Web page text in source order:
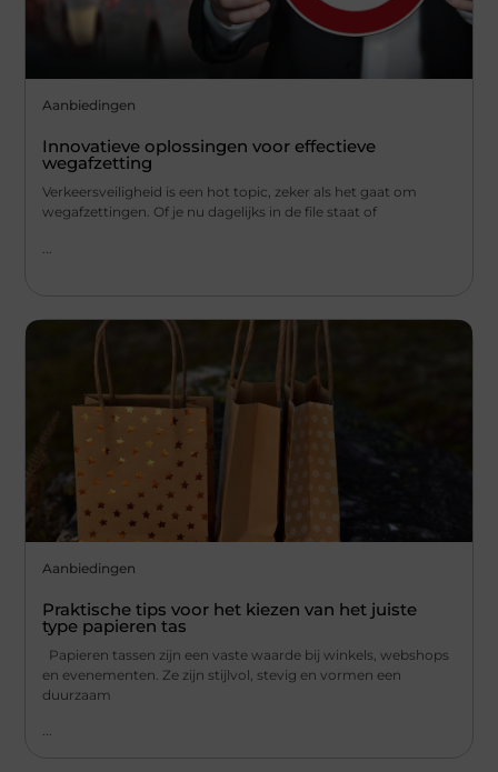
Aanbiedingen
Innovatieve oplossingen voor effectieve
wegafzetting
Verkeersveiligheid is een hot topic, zeker als het gaat om
wegafzettingen. Of je nu dagelijks in de file staat of
Aanbiedingen
Praktische tips voor het kiezen van het juiste
type papieren tas
Papieren tassen zijn een vaste waarde bij winkels, webshops
en evenementen. Ze zijn stijlvol, stevig en vormen een
duurzaam